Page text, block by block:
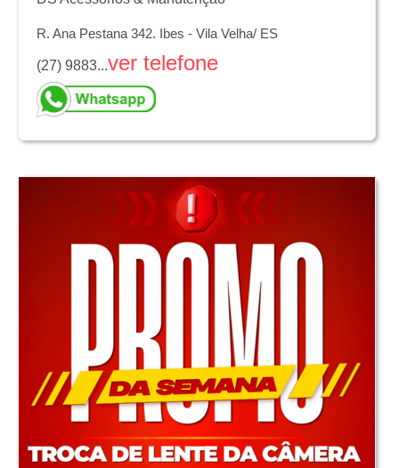
R. Ana Pestana 342. Ibes - Vila Velha/ ES
(27) 9883...ver telefone